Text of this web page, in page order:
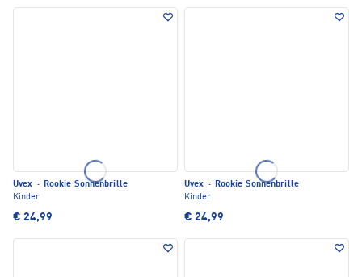
Uvex · Rookie Sonnenbrille
Kinder
€ 24,99
Uvex · Rookie Sonnenbrille
Kinder
€ 24,99